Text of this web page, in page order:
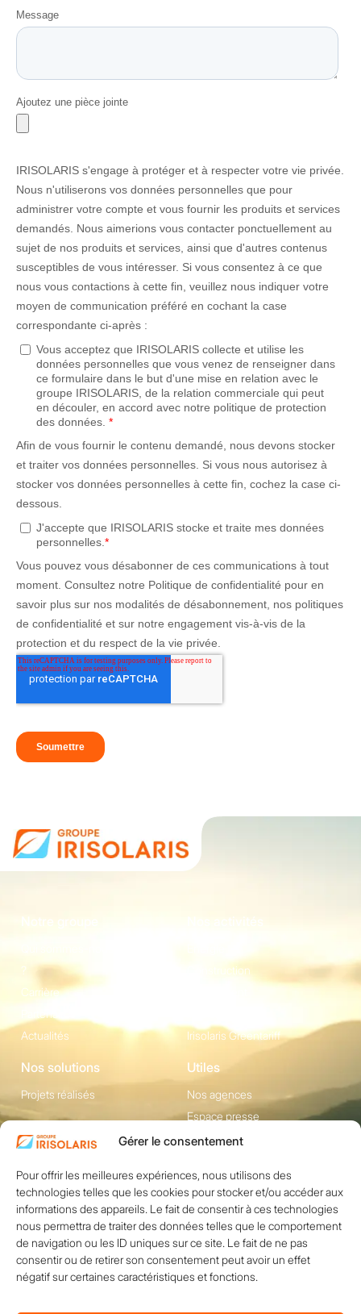
Gérer le consentement
Pour offrir les meilleures expériences, nous utilisons des
technologies telles que les cookies pour stocker et/ou accéder aux
informations des appareils. Le fait de consentir à ces technologies
nous permettra de traiter des données telles que le comportement
de navigation ou les ID uniques sur ce site. Le fait de ne pas
consentir ou de retirer son consentement peut avoir un effet
négatif sur certaines caractéristiques et fonctions.
Notre groupe
?
Carrière
Partenaires
Actualités
Nos activités
Construction
Irisolaris Greentariff
Nos solutions
Projets réalisés
Utiles
Nos agences
Espace presse
Contact
1200 avenue Olivier
Perroy, Bât. F -
13790 ROUSSET
+33 (0)4 84 49 24
20
Nous contacter
Réseaux sociaux